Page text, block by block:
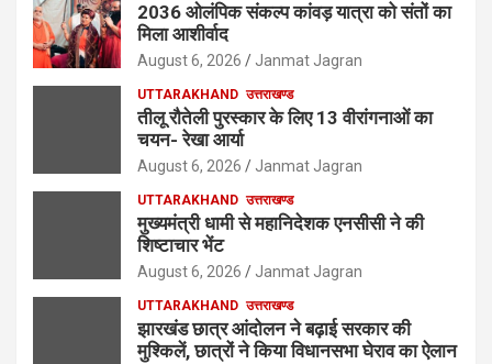
2036 ओलंपिक संकल्प कांवड़ यात्रा को संतों का
मिला आशीर्वाद
August 6, 2026 Janmat Jagran
UTTARAKHAND उत्तराखण्ड
तीलू रौतेली पुरस्कार के लिए 13 वीरांगनाओं का
चयन- रेखा आर्या
August 6, 2026 Janmat Jagran
UTTARAKHAND उत्तराखण्ड
मुख्यमंत्री धामी से महानिदेशक एनसीसी ने की
शिष्टाचार भेंट
August 6, 2026 Janmat Jagran
UTTARAKHAND उत्तराखण्ड
झारखंड छात्र आंदोलन ने बढ़ाई सरकार की
मुश्किलें, छात्रों ने किया विधानसभा घेराव का ऐलान